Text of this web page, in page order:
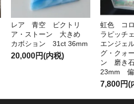
レア 青空 ビクトリ
ア・ストーン 大きめ
カボション 31ct 36mm
20,000円(内税)
虹色 コ
ラピッ
エンジェ
グ・クォ
ン 磨き
23mm 偏
7,800円(